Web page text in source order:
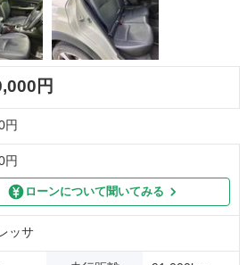
円
円
円
ローンについて聞いてみる
ッサ